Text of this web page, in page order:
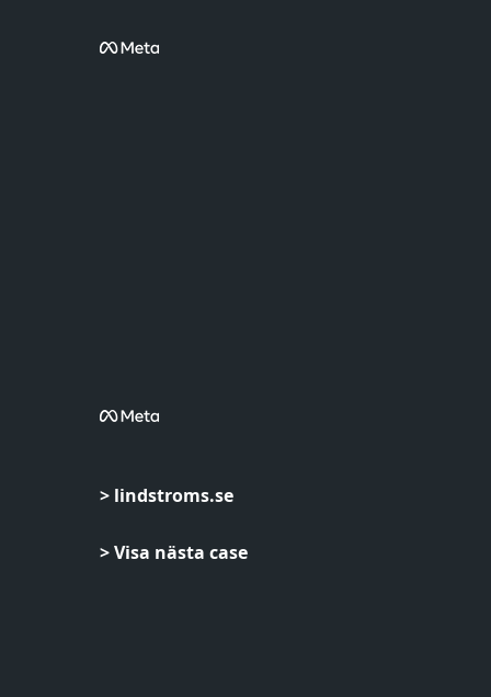
> lindstroms.se
> Visa nästa case